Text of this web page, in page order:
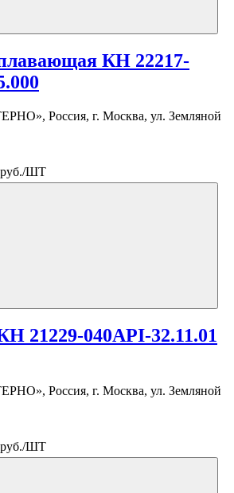
КН 22217-
Россия, г. Москва, ул. Земляной
руб./ШТ
21229-040API-32.11.01
Россия, г. Москва, ул. Земляной
руб./ШТ